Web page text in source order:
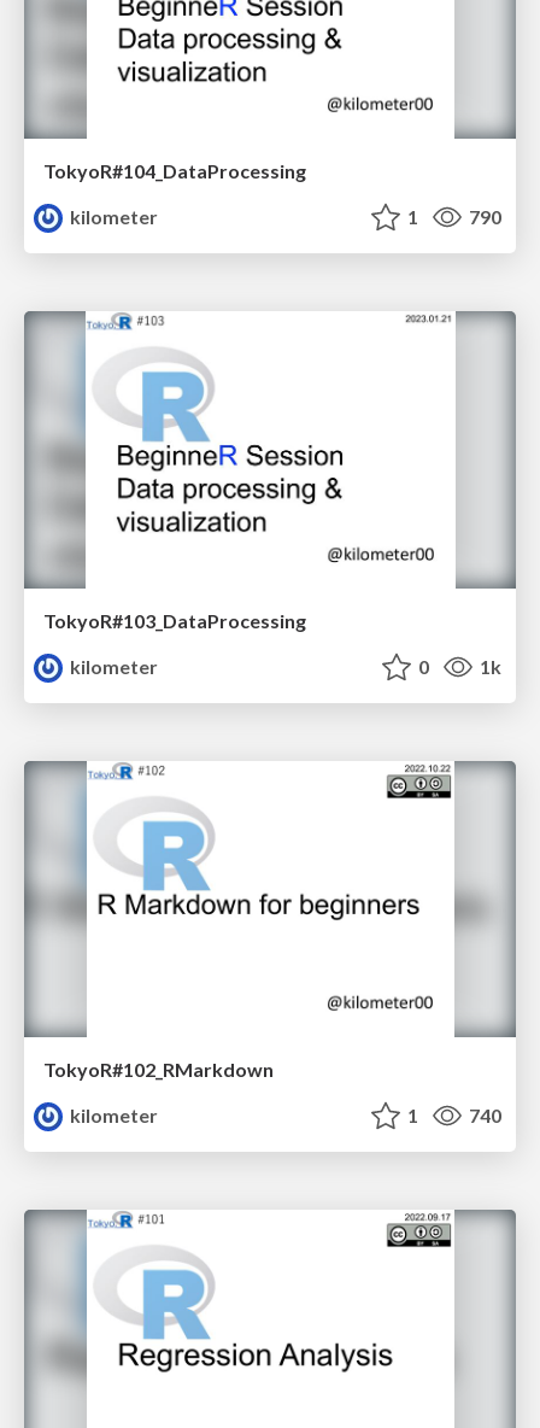
TokyoR#104_DataProcessing
kilometer
1 790
TokyoR#103_DataProcessing
kilometer
0 1k
TokyoR#102_RMarkdown
kilometer
1 740